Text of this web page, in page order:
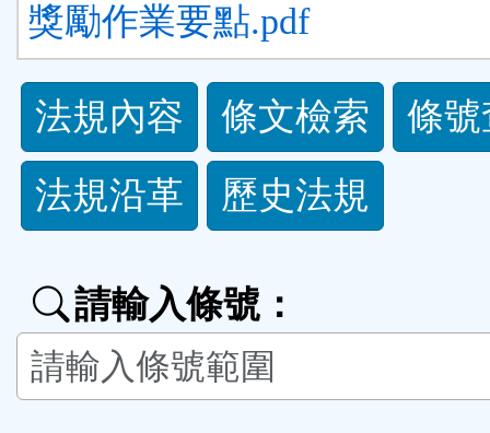
獎勵作業要點.pdf
法
規
功
按
鈕
法規內容 條文檢索
條
法規沿革
歷史法規
請輸入條號：